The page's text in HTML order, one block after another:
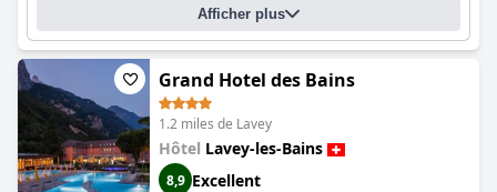
Afficher plus
Grand Hotel des Bains
1.2 miles de Lavey
Hôtel Lavey-les-Bains
8,9 Excellent